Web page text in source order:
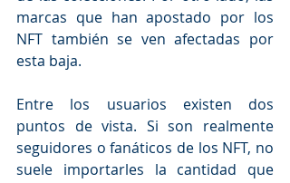
marcas que han apostado por los
NFT también se ven afectadas por
esta baja.
Entre los usuarios existen dos
puntos de vista. Si son realmente
seguidores o fanáticos de los NFT, no
suele importarles la cantidad que